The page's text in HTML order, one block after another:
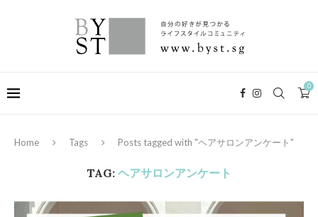
0
Home Tags Posts tagged with "ヘアサロンアンケート"
TAG: ヘアサロンアンケート